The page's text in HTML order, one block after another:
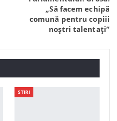
„Să facem echipă
comună pentru copiii
noștri talentați”
STIRI